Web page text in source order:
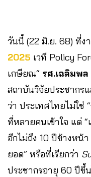
วันนี้ (22 มิ.ย. 68) ที่ง
2025 เวที Policy
เกษียณ“ รศ.เฉลิมพ
สถาบันวิจัยประชากร
ว่า ประเทศไทยไม่ใช่
ที่หลายคนเข้าใจ แต่
อีกไม่ถึง 10 ปีข้างหน้
ยอด” หรือที่เรียกว่า
ประชากรอายุ 60 ปีขึ้